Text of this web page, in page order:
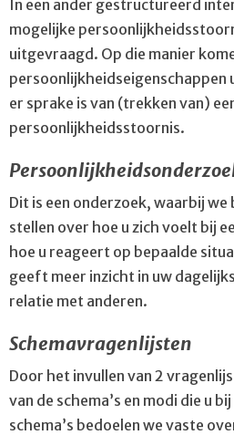
In een ander gestructureerd
mogelijke
uitgevraagd. Op die manier
persoonlijkheidseigenschappen
er sprake is van (trekken van)
persoonlijkheidsstoornis.
Dit is een onderzoek, waarbij
stellen over hoe u zich voelt bij
hoe u reageert op bepaalde
geeft meer inzicht in uw
relatie met anderen.
Schemavragenlijsten
Door het invullen van 2
van de schema’s en modi die u
schema’s bedoelen we vaste